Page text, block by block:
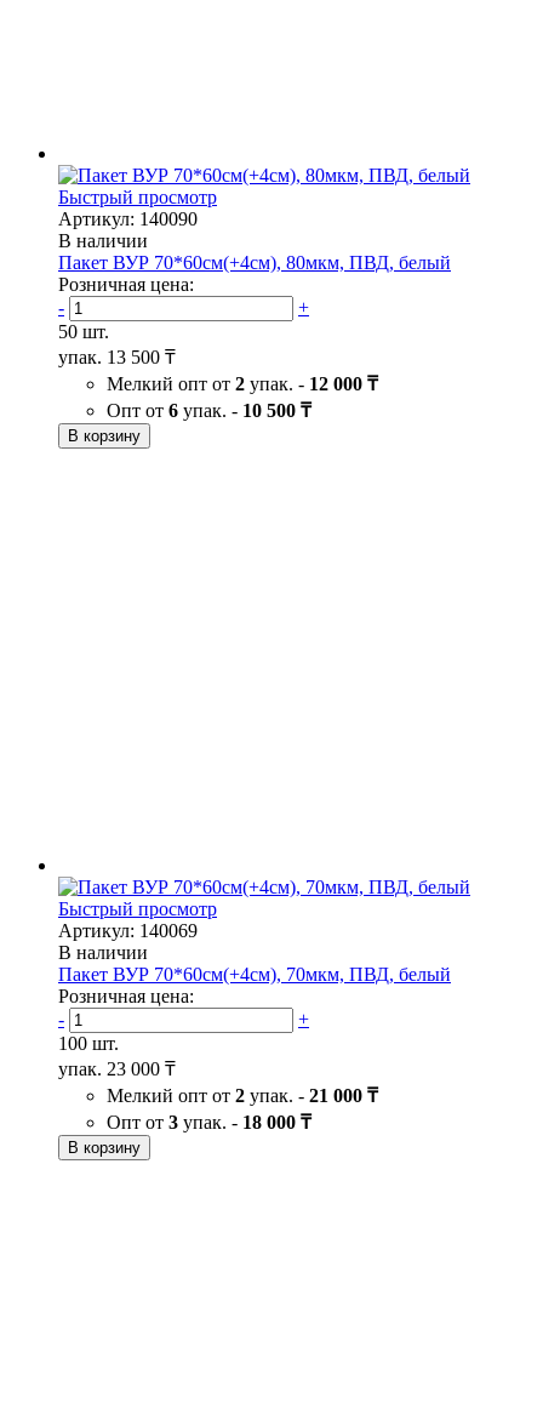
Быстрый просмотр
Артикул: 140090
В наличии
Пакет ВУР 70*60см(+4см), 80мкм, ПВД, белый
Розничная цена:
-
+
50 шт.
упак. 13 500 ₸
Мелкий опт от 2 упак. - 12 000 ₸
Опт от 6 упак. - 10 500 ₸
В корзину
Быстрый просмотр
Артикул: 140069
В наличии
Пакет ВУР 70*60см(+4см), 70мкм, ПВД, белый
Розничная цена:
-
+
100 шт.
упак. 23 000 ₸
Мелкий опт от 2 упак. - 21 000 ₸
Опт от 3 упак. - 18 000 ₸
В корзину